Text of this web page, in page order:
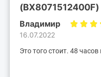
(BX8071512400F)
Владимир
16.07.2022
Это того стоит. 48